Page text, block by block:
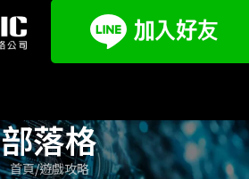
部落格
首頁 遊戲攻略